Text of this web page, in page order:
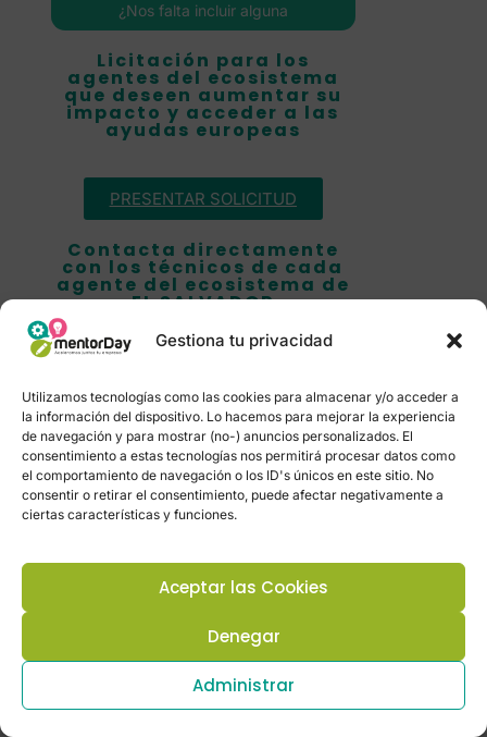
Gestiona tu privacidad
Utilizamos tecnologías como las cookies para almacenar y/o acceder a
la información del dispositivo. Lo hacemos para mejorar la experiencia
de navegación y para mostrar (no-) anuncios personalizados. El
consentimiento a estas tecnologías nos permitirá procesar datos como
el comportamiento de navegación o los ID's únicos en este sitio. No
consentir o retirar el consentimiento, puede afectar negativamente a
ciertas características y funciones.
Aceptar las Cookies
Denegar
Administrar
¿Nos falta incluir alguna
aceleradora, incubadora,
inversor, fondo, microcréditos,
ONG, asociación?
Añade los agentes
del ecosistema
Licitación para los
agentes del ecosistema
que deseen aumentar su
impacto y acceder a las
ayudas europeas
PRESENTAR SOLICITUD
Contacta directamente
con los técnicos de cada
agente del ecosistema de
EL SALVADOR
EL SALVADOR
Estadísticas en tiempo real. Reloj de